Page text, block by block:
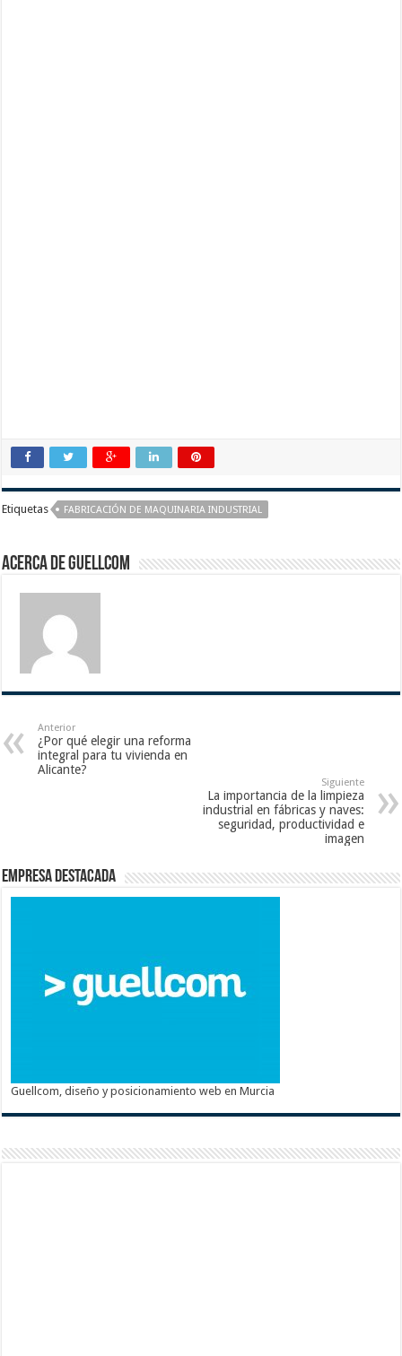
Etiquetas FABRICACIÓN DE MAQUINARIA INDUSTRIAL
Acerca de guellcom
Anterior
¿Por qué elegir una reforma
integral para tu vivienda en
Alicante?
Siguiente
La importancia de la limpieza
industrial en fábricas y naves:
seguridad, productividad e
imagen
Empresa destacada
Guellcom, diseño y posicionamiento web en Murcia